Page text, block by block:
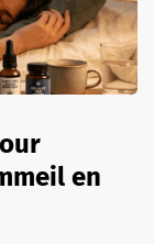
en